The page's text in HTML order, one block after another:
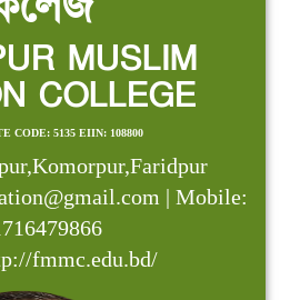
MUSLIM
COLLEGE
CODE: 5135 EIIN: 108800
| Mobile:
fmmc.edu.bd/